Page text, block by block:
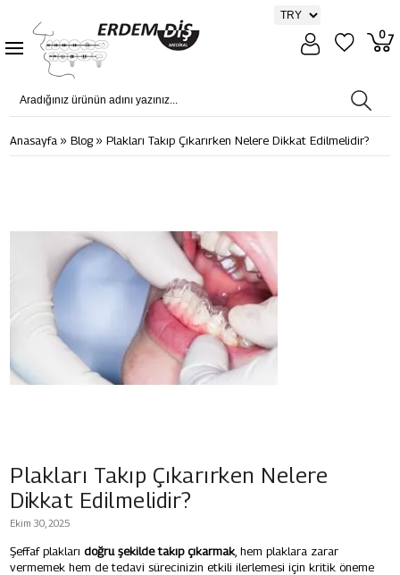
0
Anasayfa » Blog » Plakları Takıp Çıkarırken Nelere Dikkat Edilmelidir?
Plakları Takıp Çıkarırken Nelere
Dikkat Edilmelidir?
Ekim 30, 2025
Şeffaf plaklarıdoğru şekilde takıp çıkarmak , hem plaklara zarar
vermemek hem de tedavi sürecinizin etkili ilerlemesi için kritik öneme